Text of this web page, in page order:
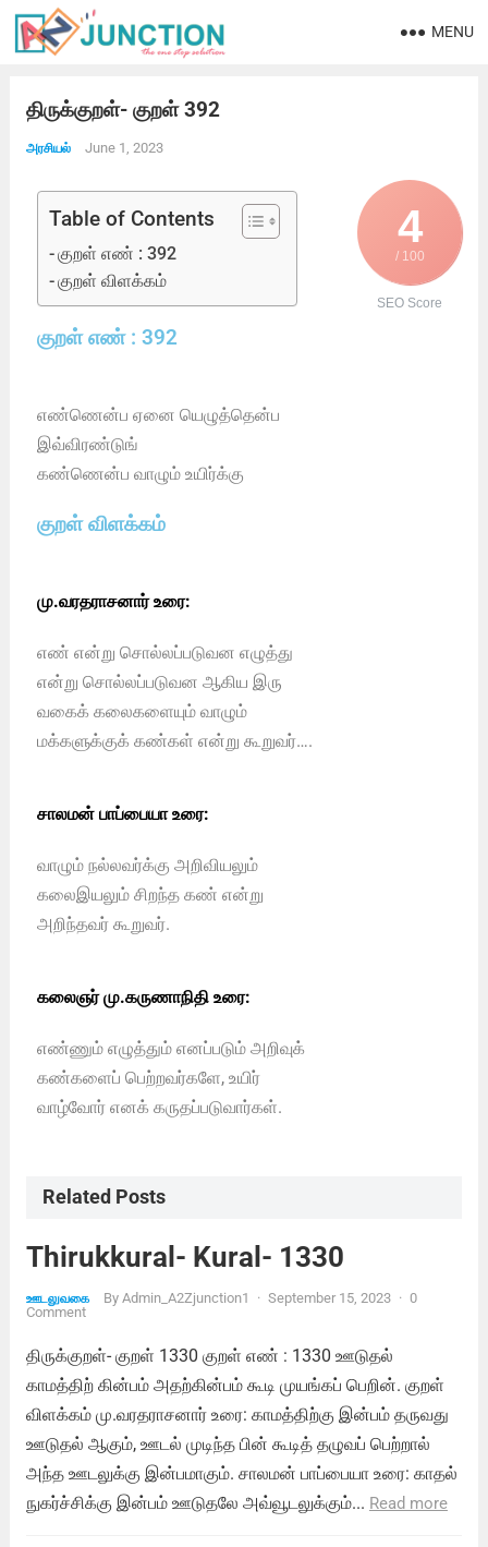
MENU
திருக்குறள்- குறள் 392
அரசியல் June 1, 2023
4
/ 100
SEO Score
Table of Contents
குறள் எண் : 392
குறள் விளக்கம்
குறள் எண் : 392
எண்ணென்ப ஏனை யெழுத்தென்ப
இவ்விரண்டுங்
கண்ணென்ப வாழும் உயிர்க்கு
குறள் விளக்கம்
மு.வரதராசனார் உரை:
எண் என்று சொல்லப்படுவன எழுத்து
என்று சொல்லப்படுவன ஆகிய இரு
வகைக் கலைகளையும் வாழும்
மக்களுக்குக் கண்கள் என்று கூறுவர்….
சாலமன் பாப்பையா உரை:
வாழும் நல்லவர்க்கு அறிவியலும்
கலைஇயலும் சிறந்த கண் என்று
அறிந்தவர் கூறுவர்.
கலைஞர் மு.கருணாநிதி உரை:
எண்ணும் எழுத்தும் எனப்படும் அறிவுக்
கண்களைப் பெற்றவர்களே, உயிர்
வாழ்வோர் எனக் கருதப்படுவார்கள்.
Related Posts
Thirukkural- Kural- 1330
ஊடலுவகை By Admin_A2Zjunction1 · September 15, 2023 · 0
Comment
திருக்குறள்- குறள் 1330 குறள் எண் : 1330 ஊடுதல்
காமத்திற் கின்பம் அதற்கின்பம் கூடி முயங்கப் பெறின். குறள்
விளக்கம் மு.வரதராசனார் உரை: காமத்திற்கு இன்பம் தருவது
ஊடுதல் ஆகும், ஊடல் முடிந்த பின் கூடித் தழுவப் பெற்றால்
அந்த ஊடலுக்கு இன்பமாகும். சாலமன் பாப்பையா உரை: காதல்
நுகர்ச்சிக்கு இன்பம் ஊடுதலே அவ்வூடலுக்கும்... Read more